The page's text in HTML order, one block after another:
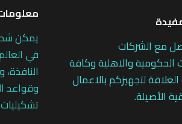
مع الشركات
والاهلية وكافة
لتجهيزكم بالاعمال
الأصيلة.
يمكن
في
وقواعد